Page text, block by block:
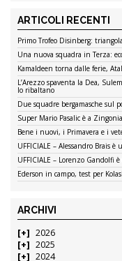
ARTICOLI RECENTI
Primo Trofeo Disinberg:
Una nuova squadra in Terza:
Kamaldeen torna dalle ferie,
L’Arezzo spaventa la Dea,
lo ribaltano
Due squadre bergamasche sul
Super Mario Pasalic è a
Bene i nuovi, i Primavera e i
UFFICIALE – Alessandro Brais
UFFICIALE – Lorenzo Gandolfi
Ederson in campo, test per
ARCHIVI
2026
2025
2024